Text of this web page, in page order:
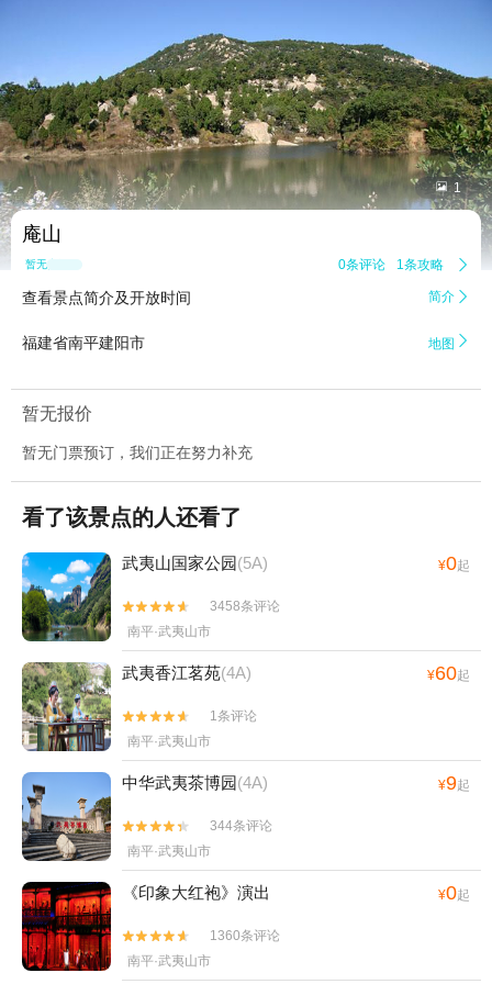
 1
庵山
暂无点评 0条评论 1条攻略 
查看景点简介及开放时间 简介 
福建省南平建阳市 地图 
暂无报价
暂无门票预订，我们正在努力补充
看了该景点的人还看了
武夷山国家公园(5A) ¥0起


3458条评论
南平·武夷山市
武夷香江茗苑(4A) ¥60起


1条评论
南平·武夷山市
中华武夷茶博园(4A) ¥9起


344条评论
南平·武夷山市
《印象大红袍》演出 ¥0起


1360条评论
南平·武夷山市